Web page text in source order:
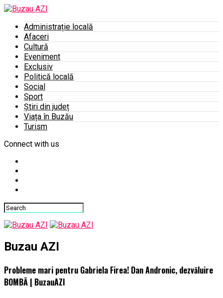
Administrație locală
Afaceri
Cultură
Eveniment
Exclusiv
Politică locală
Social
Sport
Știri din județ
Viața în Buzău
Turism
Connect with us
Buzau AZI
Probleme mari pentru Gabriela Firea! Dan Andronic, dezvăluire
BOMBĂ | BuzauAZI